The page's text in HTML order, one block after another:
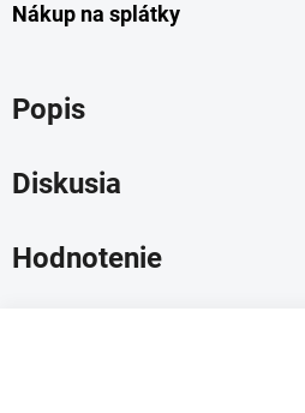
Nákup na splátky
Popis
Diskusia
Hodnotenie